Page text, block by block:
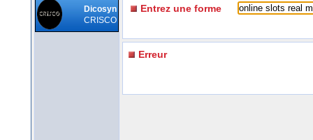
Dicosyn
CRISCO
Entrez une forme
Erreur